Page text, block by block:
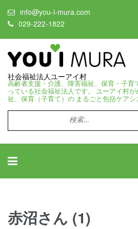
info@you-i-mura.com
029-222-1822
社会福祉法人ユーアイ村
高齢者支援・介護、障害福祉、保育・子育
っている社会福祉法人です。 ユーアイ村
祉、保育（子育て）の まるごと包括ケアシ
検
索:
赤沼さん (1)